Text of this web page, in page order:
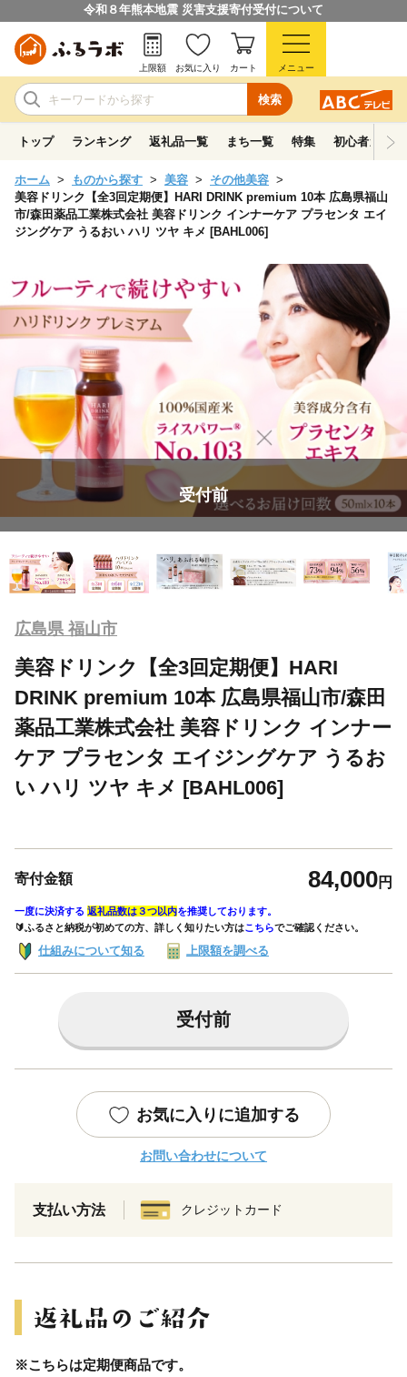
令和８年熊本地震 災害支援寄付受付について
検索
上限額 お気に入り カート メニュー
トップ ランキング 返礼品一覧 まち一覧 特集 初心者ガイド
ホーム ものから探す 美容
その他美容
美容ドリンク【全3回定期便】HARI DRINK premium 10本 広島県福山
市/森田薬品工業株式会社 美容ドリンク インナーケア プラセンタ エイ
ジングケア うるおい ハリ ツヤ キメ [BAHL006]
受付前
広島県 福山市
美容ドリンク【全3回定期便】HARI
DRINK premium 10本 広島県福山市/森田
薬品工業株式会社 美容ドリンク インナー
ケア プラセンタ エイジングケア うるお
い ハリ ツヤ キメ [BAHL006]
寄付金額 84,000円
一度に決済する 返礼品数は３つ以内を推奨しております。
🔰ふるさと納税が初めての方、詳しく知りたい方はこちらでご確認ください。
仕組みについて知る 上限額を調べる
受付前
お気に入りに追加する
お問い合わせについて
支払い方法 クレジットカード
※こちらは定期便商品です。